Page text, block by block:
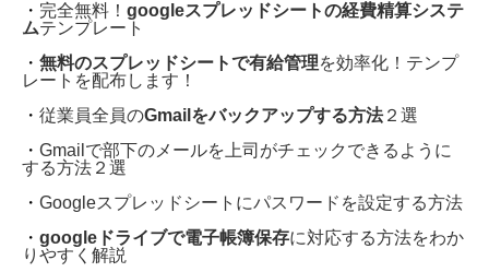
・ 完全無料！ googleスプレッドシートの経費精算システ
ムテンプレート
・ 無料のスプレッドシートで有給管理を効率化！テンプ
レートを配布します！
・ 従業員全員のGmailをバックアップする方法２選
・ Gmailで部下のメールを上司がチェックできるように
する方法２選
・ Googleスプレッドシートにパスワードを設定する方法
・ googleドライブで電子帳簿保存に対応する方法をわか
りやすく解説